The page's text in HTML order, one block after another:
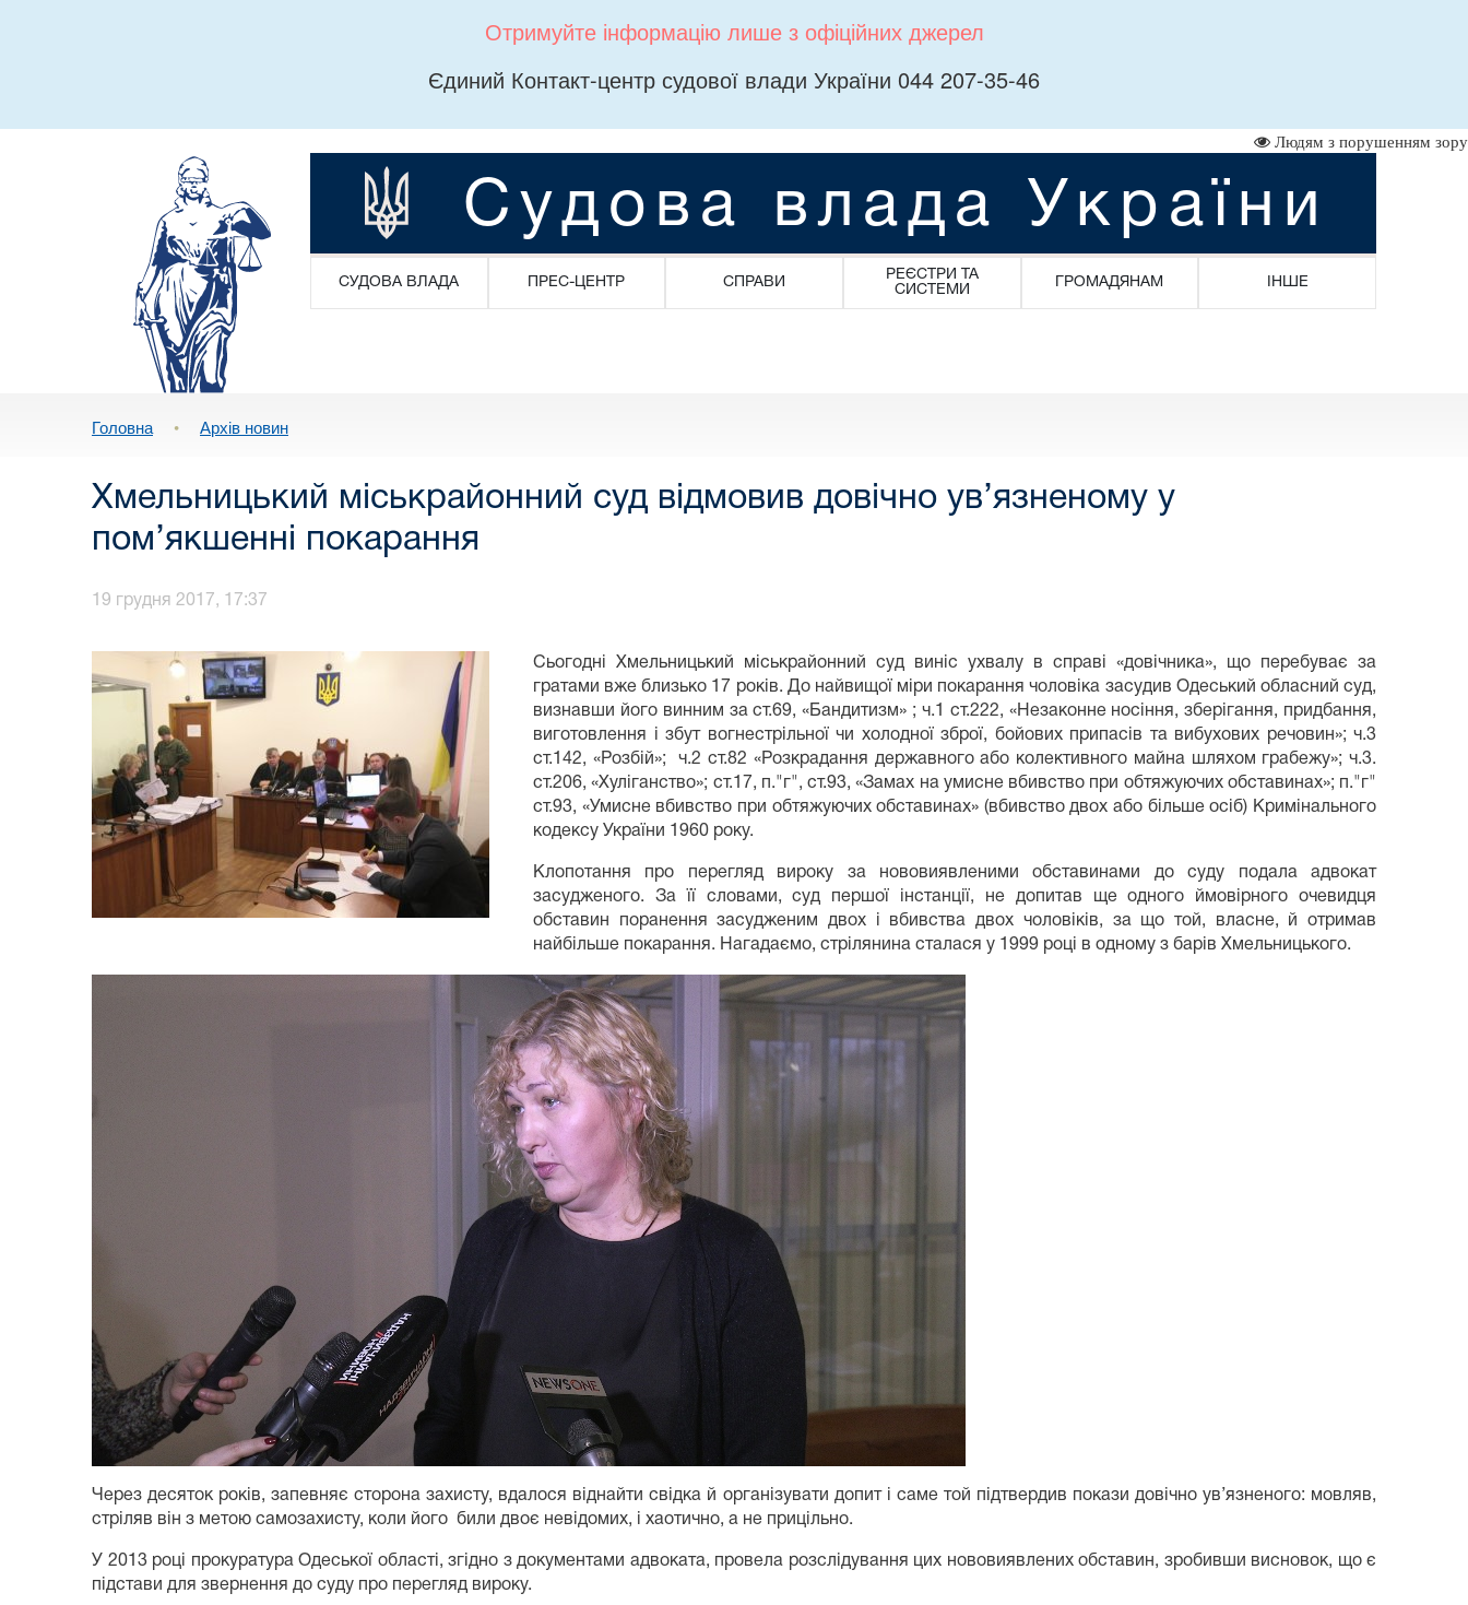
Отримуйте інформацію лише з офіційних джерел
Єдиний Контакт-центр судової влади України 044 207-35-46
Людям з порушенням зору
Судова влада України
СУДОВА ВЛАДА ПРЕС-ЦЕНТР СПРАВИ
РЕЄСТРИ ТА
СИСТЕМИ
ГРОМАДЯНАМ ІНШЕ
Головна • Архів новин
Хмельницький міськрайонний суд відмовив довічно ув’язненому у
пом’якшенні покарання
19 грудня 2017, 17:37
Сьогодні Хмельницький міськрайонний суд виніс ухвалу в справі «довічника», що перебуває за
гратами вже близько 17 років. До найвищої міри покарання чоловіка засудив Одеський обласний суд,
визнавши його винним за ст.69, «Бандитизм» ; ч.1 ст.222, «Незаконне носіння, зберігання, придбання,
виготовлення і збут вогнестрільної чи холодної зброї, бойових припасів та вибухових речовин»; ч.3
ст.142, «Розбій»; ч.2 ст.82 «Розкрадання державного або колективного майна шляхом грабежу»; ч.3.
ст.206, «Хуліганство»; ст.17, п."г", ст.93, «Замах на умисне вбивство при обтяжуючих обставинах»; п."г"
ст.93, «Умисне вбивство при обтяжуючих обставинах» (вбивство двох або більше осіб) Кримінального
кодексу України 1960 року.
Клопотання про перегляд вироку за нововиявленими обставинами до суду подала адвокат
засудженого. За її словами, суд першої інстанції, не допитав ще одного ймовірного очевидця
обставин поранення засудженим двох і вбивства двох чоловіків, за що той, власне, й отримав
найбільше покарання. Нагадаємо, стрілянина сталася у 1999 році в одному з барів Хмельницького.
Через десяток років, запевняє сторона захисту, вдалося віднайти свідка й організувати допит і саме той підтвердив покази довічно ув’язненого: мовляв,
стріляв він з метою самозахисту, коли його били двоє невідомих, і хаотично, а не прицільно.
У 2013 році прокуратура Одеської області, згідно з документами адвоката, провела розслідування цих нововиявлених обставин, зробивши висновок, що є
підстави для звернення до суду про перегляд вироку.